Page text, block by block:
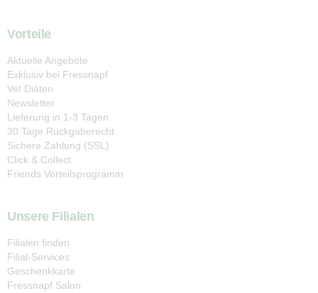
Vorteile
Aktuelle Angebote
Exklusiv bei Fressnapf
Vet Diäten
Newsletter
Lieferung in 1-3 Tagen
30 Tage Rückgaberecht
Sichere Zahlung (SSL)
Click & Collect
Friends Vorteilsprogramm
Unsere Filialen
Filialen finden
Filial-Services
Geschenkkarte
Fressnapf Salon